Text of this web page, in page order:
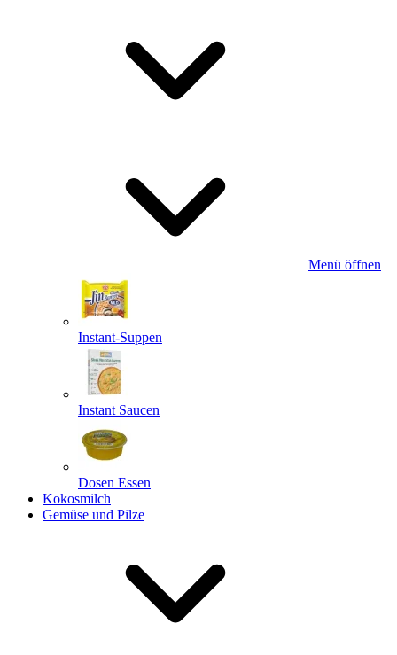
Menü öffnen
Instant-Suppen
Instant Saucen
Dosen Essen
Kokosmilch
Gemüse und Pilze